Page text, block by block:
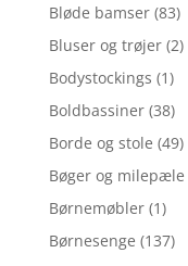
Bløde bamser (83)
Bluser og trøjer (2)
Bodystockings (1)
Boldbassiner (38)
Borde og stole (49)
Bøger og milepæle
Børnemøbler (1)
Børnesenge (137)